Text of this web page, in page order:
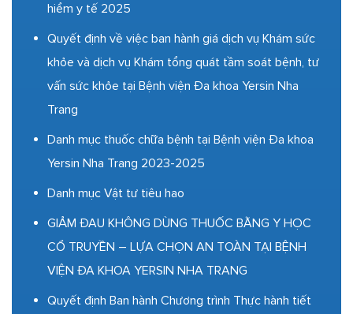
hiểm y tế 2025
Quyết định về việc ban hành giá dịch vụ Khám sức
khỏe và dịch vụ Khám tổng quát tầm soát bệnh, tư
vấn sức khỏe tại Bệnh viện Đa khoa Yersin Nha
Trang
Danh mục thuốc chữa bệnh tại Bệnh viện Đa khoa
Yersin Nha Trang 2023-2025
Danh mục Vật tư tiêu hao
GIẢM ĐAU KHÔNG DÙNG THUỐC BẰNG Y HỌC
CỔ TRUYỀN – LỰA CHỌN AN TOÀN TẠI BỆNH
VIỆN ĐA KHOA YERSIN NHA TRANG
Quyết định Ban hành Chương trình Thực hành tiết